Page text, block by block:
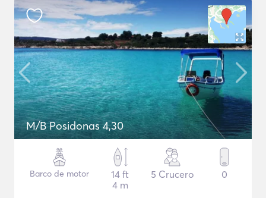
M/B Posidonas 4,30
Barco de motor
14 ft
4 m
5 Crucero 0